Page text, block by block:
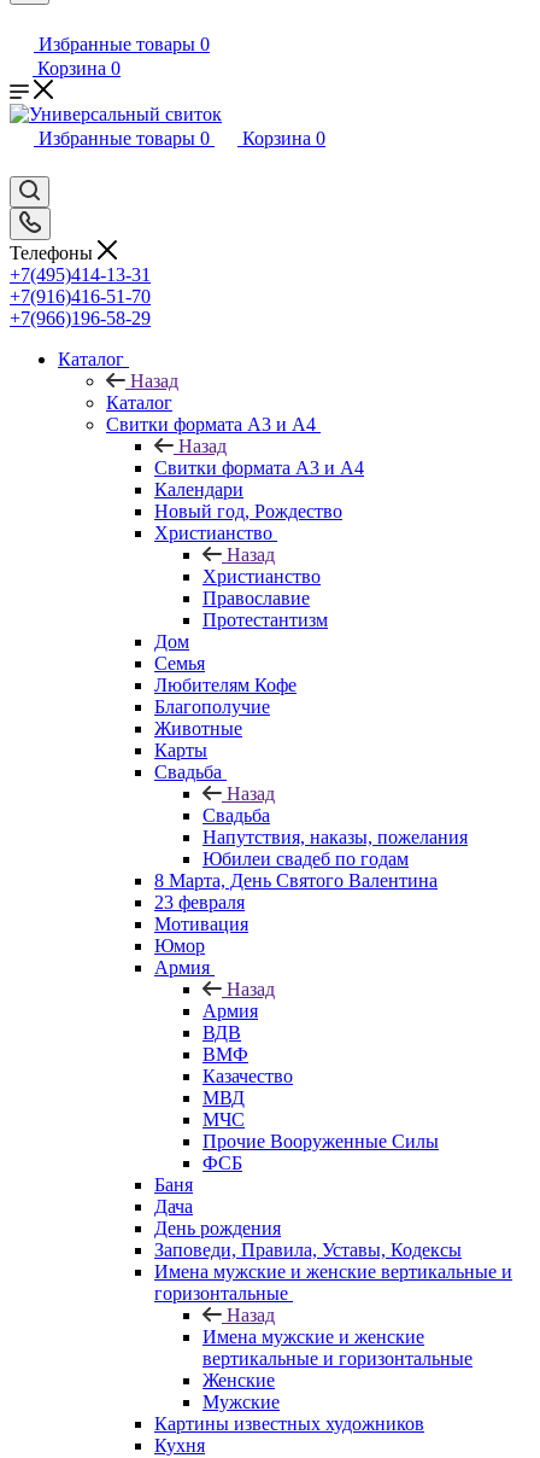
Избранные товары 0
Корзина 0
Избранные товары 0 Корзина 0
Телефоны
+7(495)414-13-31
+7(916)416-51-70
+7(966)196-58-29
Каталог
Назад
Каталог
Свитки формата А3 и А4
Назад
Свитки формата А3 и А4
Календари
Новый год, Рождество
Христианство
Назад
Христианство
Православие
Протестантизм
Дом
Семья
Любителям Кофе
Благополучие
Животные
Карты
Свадьба
Назад
Свадьба
Напутствия, наказы, пожелания
Юбилеи свадеб по годам
8 Марта, День Святого Валентина
23 февраля
Мотивация
Юмор
Армия
Назад
Армия
ВДВ
ВМФ
Казачество
МВД
МЧС
Прочие Вооруженные Силы
ФСБ
Баня
Дача
День рождения
Заповеди, Правила, Уставы, Кодексы
Имена мужские и женские вертикальные и
горизонтальные
Назад
Имена мужские и женские
вертикальные и горизонтальные
Женские
Мужские
Картины известных художников
Кухня